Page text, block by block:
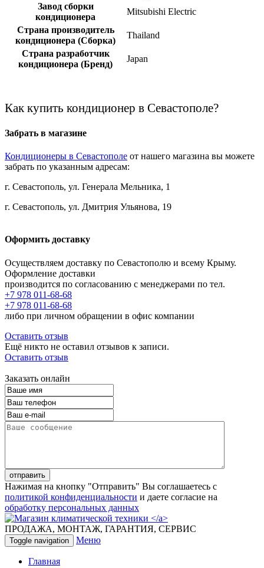
Завод сборки
кондиционера
Mitsubishi Electric
Страна производитель
кондиционера (Сборка)
Thailand
Страна разработчик
кондиционера (Бренд)
Japan
Как купить кондиционер в Севастополе?
Забрать в магазине
Кондиционеры в Севастополе от нашего магазина вы можете
забрать по указанным адресам:
г. Севастополь, ул. Генерала Мельника, 1
г. Севастополь, ул. Дмитрия Ульянова, 19
Оформить доставку
Осуществляем доставку по Севастополю и всему Крыму.
Оформление доставки
производится по согласованию с менеджерами по тел.
+7 978 011-68-68
+7 978 011-68-68
либо при личном обращении в офис компании
Оставить отзыв
Ещё никто не оставил отзывов к записи.
Оставить отзыв
Заказать онлайн
Нажимая на кнопку "Отправить" Вы соглашаетесь с
политикой конфиденциальности и даете согласие на
обработку персональных данных
ПРОДАЖА, МОНТАЖ, ГАРАНТИЯ, СЕРВИС
Toggle navigation Меню
Главная